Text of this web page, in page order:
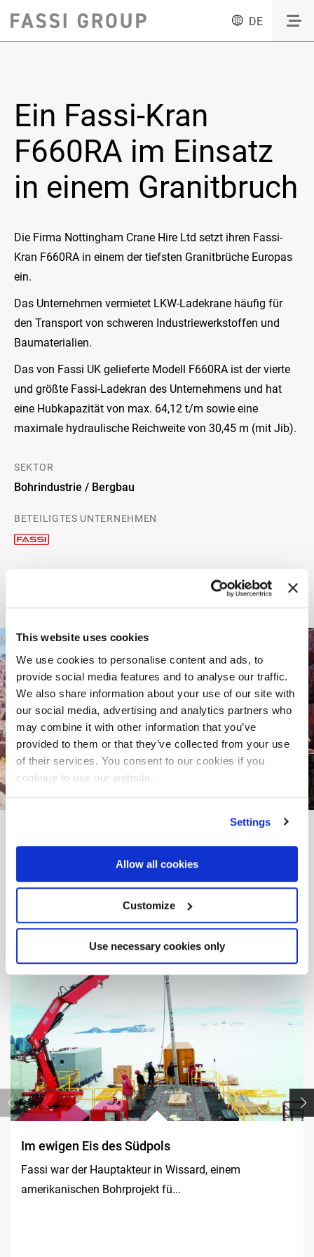
This website uses cookies
We use cookies to personalise content and ads, to
provide social media features and to analyse our traffic.
We also share information about your use of our site with
our social media, advertising and analytics partners who
may combine it with other information that you’ve
provided to them or that they’ve collected from your use
of their services. You consent to our cookies if you
continue to use our website.
Settings
Allow all cookies
Customize
Use necessary cookies only
DE
Ein Fassi-Kran
F660RA im Einsatz
in einem Granitbruch
Die Firma Nottingham Crane Hire Ltd setzt ihren Fassi-
Kran F660RA in einem der tiefsten Granitbrüche Europas
ein.
Das Unternehmen vermietet LKW-Ladekrane häufig für
den Transport von schweren Industriewerkstoffen und
Baumaterialien.
Das von Fassi UK gelieferte Modell F660RA ist der vierte
und größte Fassi-Ladekran des Unternehmens und hat
eine Hubkapazität von max. 64,12 t/m sowie eine
maximale hydraulische Reichweite von 30,45 m (mit Jib).
SEKTOR
Bohrindustrie / Bergbau
BETEILIGTES UNTERNEHMEN
AndereRealizations
Im ewigen Eis des Südpols
Fassi war der Hauptakteur in Wissard, einem
amerikanischen Bohrprojekt fü...